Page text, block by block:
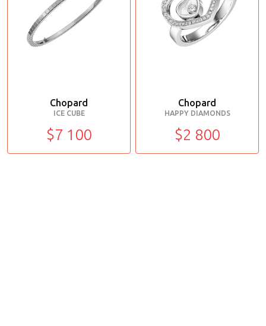
Chopard
ICE CUBE
$7 100
Chopard
HAPPY DIAMONDS
$2 800